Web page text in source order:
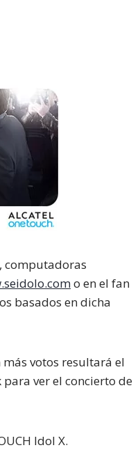
computadoras
o en el fan
basados en dicha
votos resultará el
ver el concierto de
Idol X.